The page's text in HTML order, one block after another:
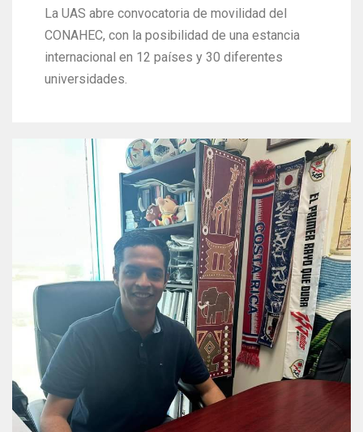
La UAS abre convocatoria de movilidad del
CONAHEC, con la posibilidad de una estancia
internacional en 12 países y 30 diferentes
universidades.